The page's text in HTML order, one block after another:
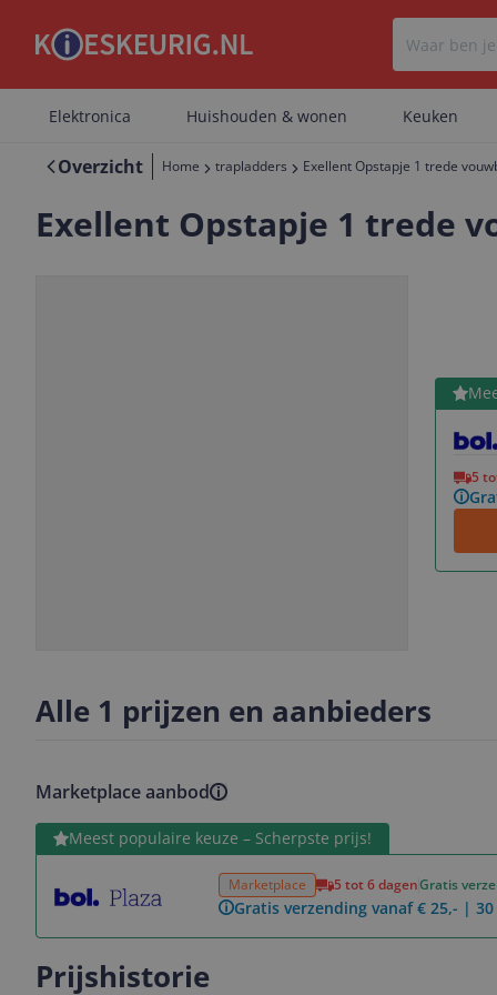
Elektronica Huishouden & wonen Keuken
Overzicht Home trapladders Exellent Opstapje 1 trede
Exellent Opstapje 1 trede
5
Bekijk
Alle 1 prijzen en aanbieders
Marketplace aanbod
Meest populaire keuze – Scherpste prijs!
Marketplace 5 tot 6 dagenGratis
Gratis verzending vanaf € 25,- |
Bekijk product
Prijshistorie